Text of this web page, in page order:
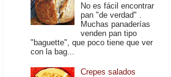
No es fácil encontrar
pan "de verdad" .
Muchas panaderías
venden pan tipo
"baguette", que poco tiene que ver
con la bag...
Crepes salados